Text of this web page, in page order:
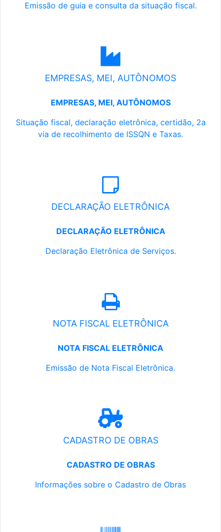
Emissão de guia e consulta da situação fiscal.
EMPRESAS, MEI, AUTÔNOMOS
EMPRESAS, MEI, AUTÔNOMOS
Situação fiscal, declaração eletrônica, certidão, 2a
via de recolhimento de ISSQN e Taxas.
DECLARAÇÃO ELETRÔNICA
DECLARAÇÃO ELETRÔNICA
Declaração Eletrônica de Serviços.
NOTA FISCAL ELETRÔNICA
NOTA FISCAL ELETRÔNICA
Emissão de Nota Fiscal Eletrônica.
CADASTRO DE OBRAS
CADASTRO DE OBRAS
Informações sobre o Cadastro de Obras